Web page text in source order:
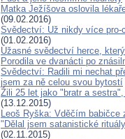
Matka Ježíšova oslovila
(09.02.2016)
Svědectví: Už nikdy více pro-
(01.02.2016)
Úžasné svědectví herce,
Porodila ve dvanácti po
Svědectví: Radili mi nechat
jsem za ně celou svou bytostí
Žili 25 let jako "bratr a
(13.12.2015)
Leoš Ryška: Vděčím babičce
"Dělal jsem satanistické
(02.11.2015)